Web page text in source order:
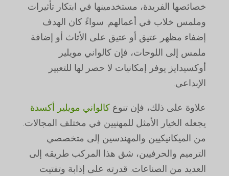
خصائصها الفريدة، مستخدمينها في ابتكار تأثيرات
وملمس خلاب في أعمالهم. سواءً كان الهدف
إضفاء مظهر عتيق أو عتيق على الأثاث أو إضافة
ملمس إلى اللوحات، فإن كالواني مويلير
أوكسيدايز يوفر إمكانيات لا حصر لها للتعبير
الإبداعي.
علاوة على ذلك، فإن تنوع كالواني مويلير أكسدة
يجعله الخيار الأمثل للمهنيين في مختلف المجالات.
من الميكانيكيين والمهندسين إلى متخصصي
الترميم والحرفيين، شق هذا المركب طريقه إلى
العديد من الصناعات. قدرته على إذابة وتفتيت